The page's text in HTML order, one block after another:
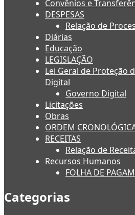
Convênios e
DESPESAS
Relação de
Diárias
Educação
LEGISLAÇÃO
Lei Geral de Proteção
Digital
Governo Digital
Licitações
Obras
ORDEM
RECEITAS
Relação de
Recursos Humanos
FOLHA DE
Categorias